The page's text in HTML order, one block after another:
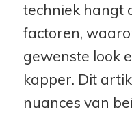
techniek hangt
factoren,
gewenste look
kapper. Dit
nuances van